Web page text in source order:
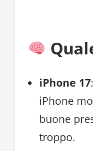
iPhone 17
iPhone
buone
troppo.